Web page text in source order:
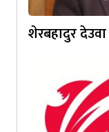
शेरबहादुर